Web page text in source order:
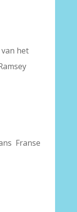
het
Franse